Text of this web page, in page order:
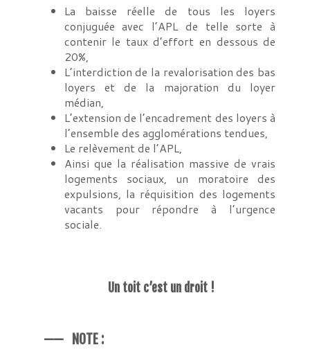
La baisse réelle de tous les loyers
conjuguée avec l’APL de telle sorte à
contenir le taux d’effort en dessous de
20%,
L’interdiction de la revalorisation des bas
loyers et de la majoration du loyer
médian,
L’extension de l’encadrement des loyers à
l’ensemble des agglomérations tendues,
Le relèvement de l’APL,
Ainsi que la réalisation massive de vrais
logements sociaux, un moratoire des
expulsions, la réquisition des logements
vacants pour répondre à l’urgence
sociale.
Un toit c’est un droit !
——
NOTE :